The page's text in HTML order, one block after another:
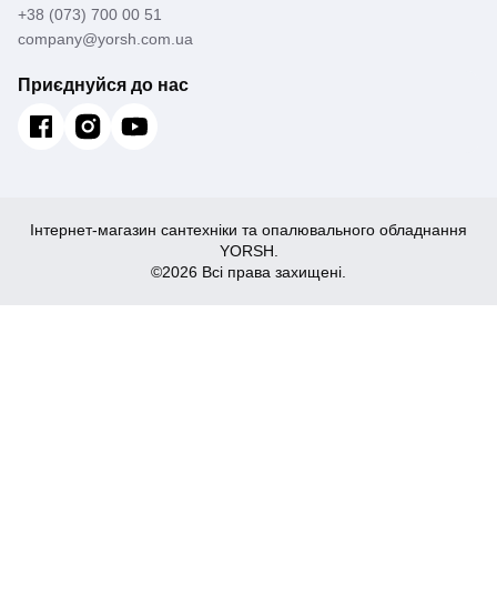
+38 (073) 700 00 51
company@yorsh.com.ua
Приєднуйся до нас
Інтернет-магазин сантехніки та опалювального обладнання
YORSH.
©2026 Всі права захищені.